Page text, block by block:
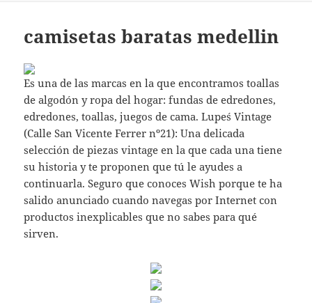
camisetas baratas medellin
Es una de las marcas en la que encontramos toallas
de algodón y ropa del hogar: fundas de edredones,
edredones, toallas, juegos de cama. Lupe´s Vintage
(Calle San Vicente Ferrer nº21): Una delicada
selección de piezas vintage en la que cada una tiene
su historia y te proponen que tú le ayudes a
continuarla. Seguro que conoces Wish porque te ha
salido anunciado cuando navegas por Internet con
productos inexplicables que no sabes para qué
sirven.